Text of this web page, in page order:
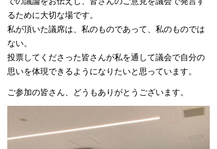
るために大切な場です。
私が頂いた議席は、私のものであって、私のものでは
ない。
投票してくださった皆さんが私を通して議会で自分の
思いを体現できるようになりたいと思っています。
ご参加の皆さん、どうもありがとうございます。